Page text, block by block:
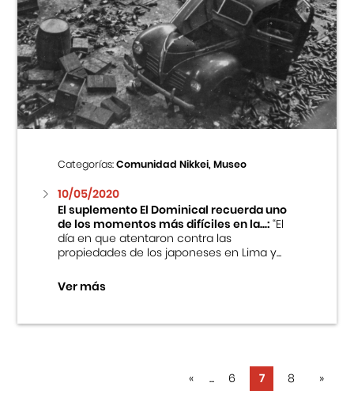
Categorías:Comunidad Nikkei, Museo
10/05/2020
El suplemento El Dominical recuerda uno
de los momentos más difíciles en la...:“El
día en que atentaron contra las
propiedades de los japoneses en Lima y...
Ver más
« ... 6 7 8 »